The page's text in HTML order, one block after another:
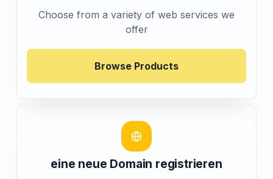
Choose from a variety of web services we
offer
Browse Products
eine neue Domain registrieren